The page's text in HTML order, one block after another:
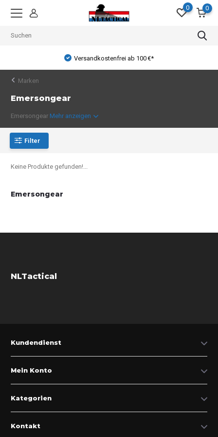
0 0
Versandkostenfrei ab 100 €*
Marken
Emersongear
Emersongear Mehr anzeigen
Filter
Keine Produkte gefunden!...
Emersongear
NLTactical
Kundendienst
Mein Konto
Kategorien
Kontakt